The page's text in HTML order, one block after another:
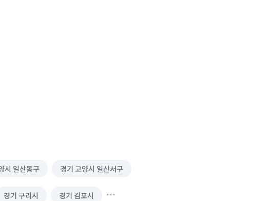
시 일산동구 경기 고양시 일산서구
경기 구리시 경기 김포시